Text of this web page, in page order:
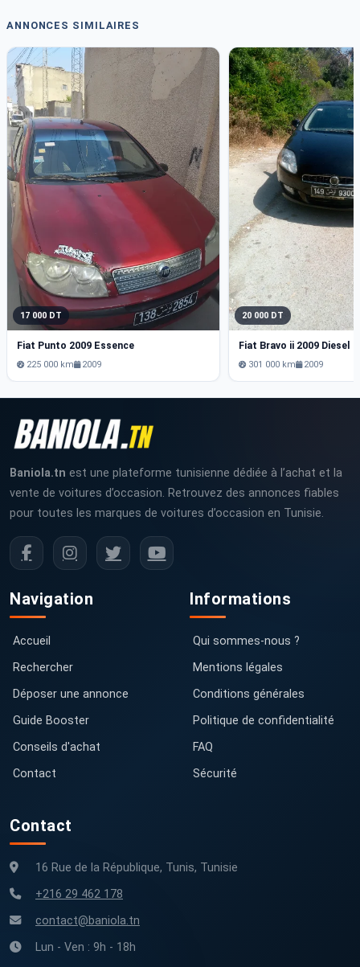
ANNONCES SIMILAIRES
17 000 DT
Fiat Punto 2009 Essence
225 000 km 2009
20 000 DT
Fiat Bravo ii 2009 Diesel
301 000 km 2009
Baniola.tn est une plateforme tunisienne dédiée à l’achat et la
vente de voitures d’occasion. Retrouvez des annonces fiables
pour toutes les marques de voitures d’occasion en Tunisie.
Navigation
Accueil
Rechercher
Déposer une annonce
Guide Booster
Conseils d'achat
Contact
Informations
Qui sommes-nous ?
Mentions légales
Conditions générales
Politique de confidentialité
FAQ
Sécurité
Contact
16 Rue de la République, Tunis, Tunisie
+216 29 462 178
contact@baniola.tn
Lun - Ven : 9h - 18h